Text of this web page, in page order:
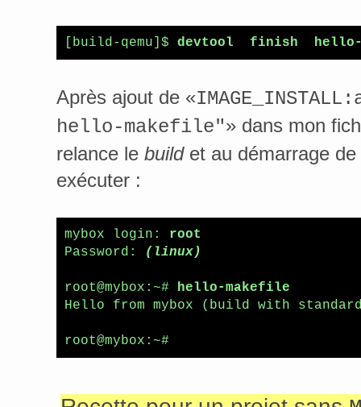
[build-qemu]$ devtool  finish  hello-
Après ajout de «
hello-makefile"» dans mon
relance le buildet au démarrage
exécuter :
mybox login: root
Password:
(linux)
root@mybox:~# hello-makefile
Hello from mybox (build with
root@mybox:~#